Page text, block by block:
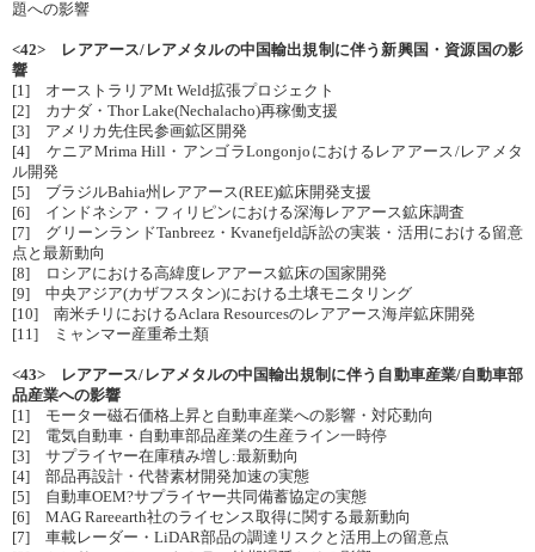
題への影響
<42> レアアース/レアメタルの中国輸出規制に伴う新興国・資源国の影
響
[1] オーストラリアMt Weld拡張プロジェクト
[2] カナダ・Thor Lake(Nechalacho)再稼働支援
[3] アメリカ先住民参画鉱区開発
[4] ケニアMrima Hill・アンゴラLongonjoにおけるレアアース/レアメタ
ル開発
[5] ブラジルBahia州レアアース(REE)鉱床開発支援
[6] インドネシア・フィリピンにおける深海レアアース鉱床調査
[7] グリーンランドTanbreez・Kvanefjeld訴訟の実装・活用における留意
点と最新動向
[8] ロシアにおける高緯度レアアース鉱床の国家開発
[9] 中央アジア(カザフスタン)における土壌モニタリング
[10] 南米チリにおけるAclara Resourcesのレアアース海岸鉱床開発
[11] ミャンマー産重希土類
<43> レアアース/レアメタルの中国輸出規制に伴う自動車産業/自動車部
品産業への影響
[1] モーター磁石価格上昇と自動車産業への影響・対応動向
[2] 電気自動車・自動車部品産業の生産ライン一時停
[3] サプライヤー在庫積み増し:最新動向
[4] 部品再設計・代替素材開発加速の実態
[5] 自動車OEM?サプライヤー共同備蓄協定の実態
[6] MAG Rareearth社のライセンス取得に関する最新動向
[7] 車載レーダー・LiDAR部品の調達リスクと活用上の留意点